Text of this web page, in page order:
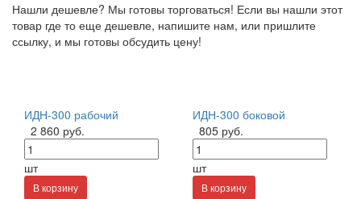
Нашли дешевле? Мы готовы торговаться! Если вы нашли этот
товар где то еще дешевле, напишите нам, или пришлите
ссылку, и мы готовы обсудить цену!
ИДН-300 рабочий
2 860 руб.
шт
В корзину
ИДН-300 боковой
805 руб.
шт
В корзину